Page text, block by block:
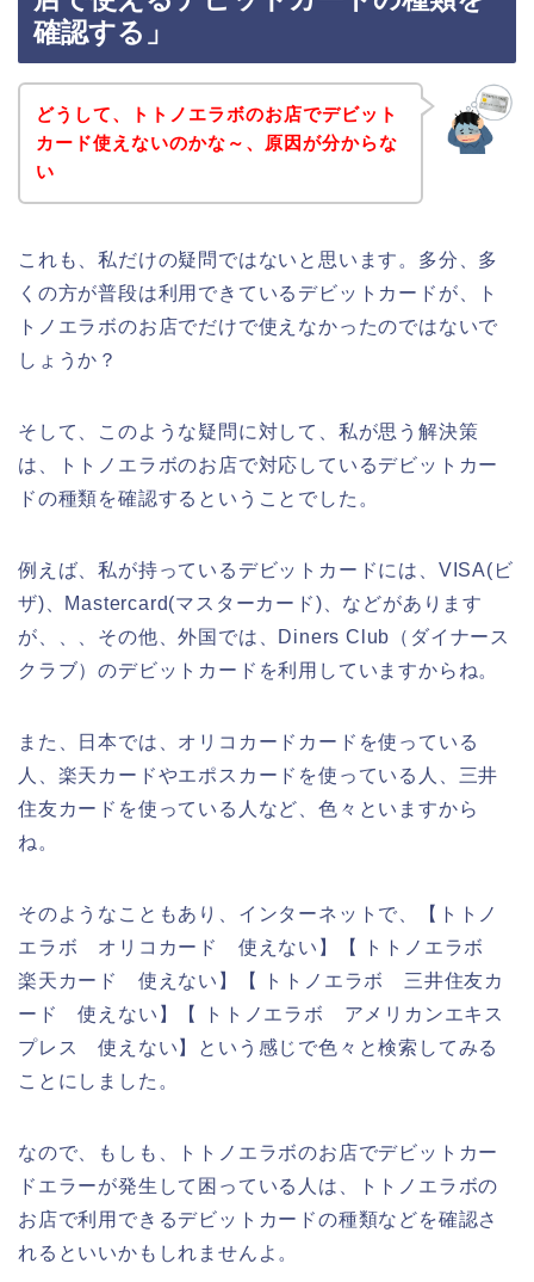
確認する」
どうして、トトノエラボのお店でデビット
カード使えないのかな～、原因が分からな
い
これも、私だけの疑問ではないと思います。多分、多
くの方が普段は利用できているデビットカードが、ト
トノエラボのお店でだけで使えなかったのではないで
しょうか？
そして、このような疑問に対して、私が思う解決策
は、トトノエラボのお店で対応しているデビットカー
ドの種類を確認するということでした。
例えば、私が持っているデビットカードには、VISA(ビ
ザ)、Mastercard(マスターカード)、などがあります
が、、、その他、外国では、Diners Club（ダイナース
クラブ）のデビットカードを利用していますからね。
また、日本では、オリコカードカードを使っている
人、楽天カードやエポスカードを使っている人、三井
住友カードを使っている人など、色々といますから
ね。
そのようなこともあり、インターネットで、【トトノ
エラボ オリコカード 使えない】【 トトノエラボ
楽天カード 使えない】【 トトノエラボ 三井住友カ
ード 使えない】【 トトノエラボ アメリカンエキス
プレス 使えない】という感じで色々と検索してみる
ことにしました。
なので、もしも、トトノエラボのお店でデビットカー
ドエラーが発生して困っている人は、トトノエラボの
お店で利用できるデビットカードの種類などを確認さ
れるといいかもしれませんよ。